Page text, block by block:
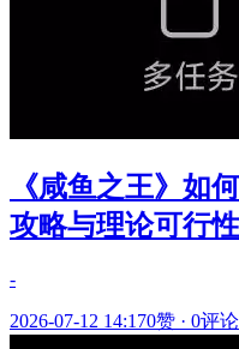
《咸鱼之王》如
攻略与理论可行
-
2026-07-12 14:170赞 · 0评论